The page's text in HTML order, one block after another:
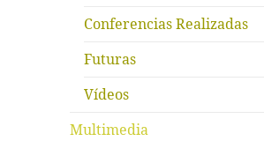
Conferencias Realizadas
Futuras
Vídeos
Multimedia